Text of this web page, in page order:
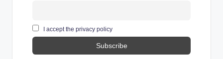
I accept the privacy policy